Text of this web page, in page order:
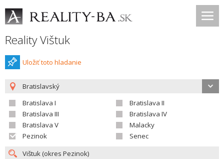
Reality Vištuk
Uložiť toto hladanie
Bratislavský
Bratislava I
Bratislava II
Bratislava III
Bratislava IV
Bratislava V
Malacky
Pezinok
Senec